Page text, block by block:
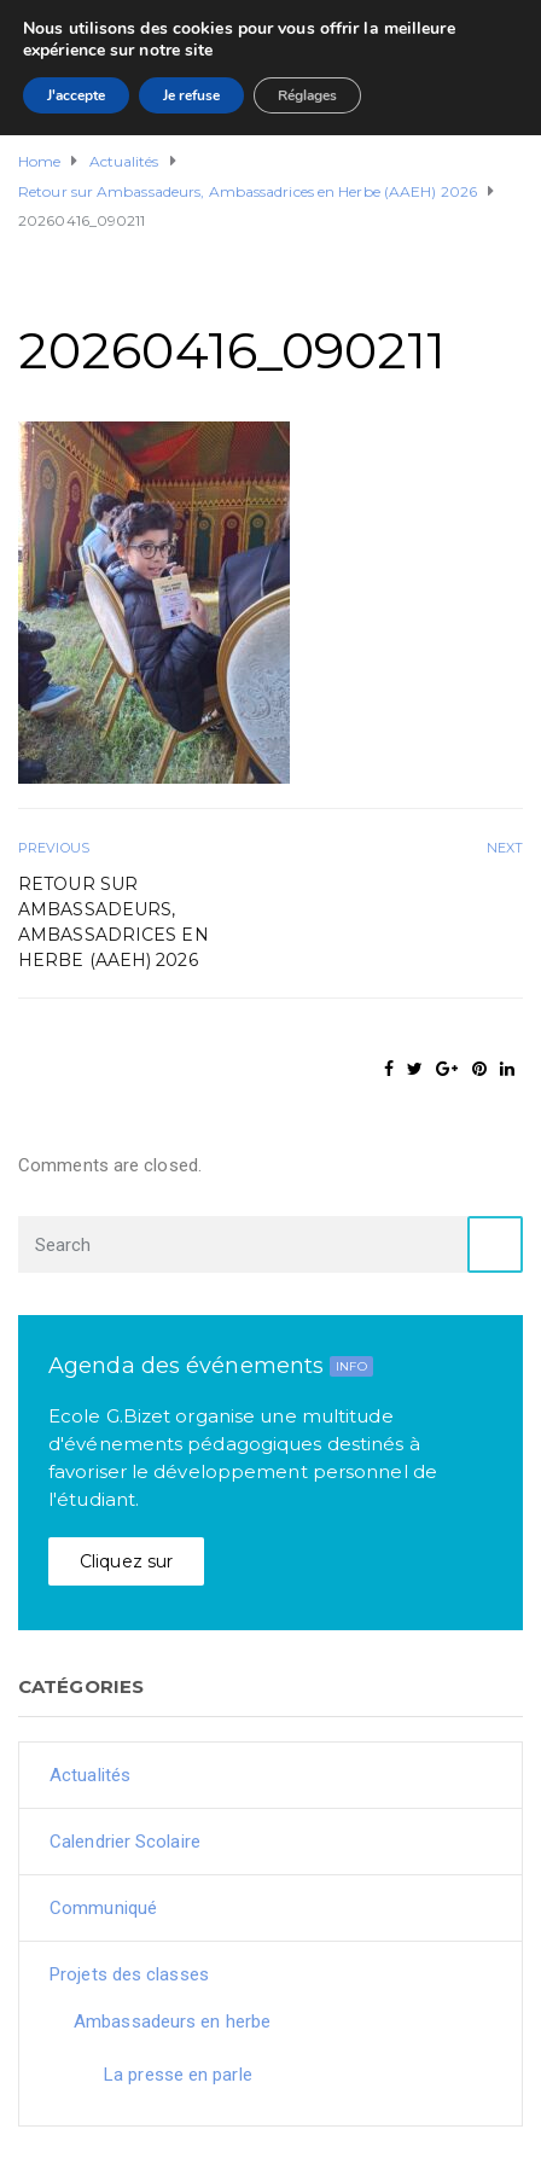
Home
Actualités
Retour sur Ambassadeurs, Ambassadrices en Herbe (AAEH) 2026
20260416_090211
20260416_090211
PREVIOUS
RETOUR SUR
AMBASSADEURS,
AMBASSADRICES EN
HERBE (AAEH) 2026
NEXT
Comments are closed.
Agenda des événements INFO
Ecole G.Bizet organise une multitude
d'événements pédagogiques destinés à
favoriser le développement personnel de
l'étudiant.
Cliquez sur
CATÉGORIES
Actualités
Calendrier Scolaire
Communiqué
Projets des classes
Ambassadeurs en herbe
La presse en parle
Nous utilisons des cookies pour vous offrir la meilleure
expérience sur notre site
J'accepte Je refuse Réglages